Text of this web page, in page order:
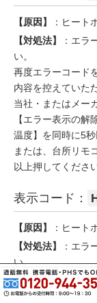
【原因】
：ヒート
【対処法】
：エラ
い。
再度エラーコード
内容を控えていた
当社・またはメー
【エラー表示の
温度】を同時に5秒
または、台所リモ
以上押してください
表示コード：
【原因】
：ヒート
【対処法】
：エラ
い。
再度エラーコード
内容を控えていた